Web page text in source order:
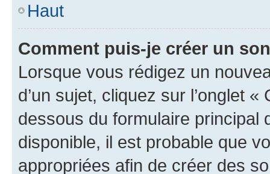
Haut
Comment puis-je créer un
Lorsque vous rédigez un
d’un sujet, cliquez sur l’onglet
dessous du formulaire principal
disponible, il est probable que
appropriées afin de créer des